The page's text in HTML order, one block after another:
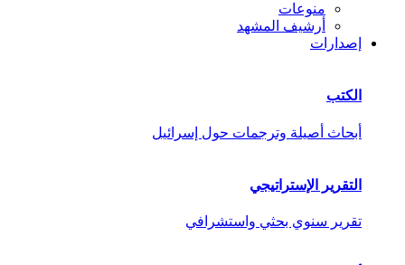
منوعات
أرشيف المشهد
إصدارات
الكتب
أبحاث أصيلة وترجمات حول إسرائيل
التقرير الإستراتيجي
تقرير سنوي بحثي واستشرافي